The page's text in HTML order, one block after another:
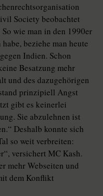
Society beobachtet
wie man in den 1990er
beziehe man heute
Indien. Schon
Besatzung mehr
und des dazugehörigen
prinzipiell Angst
gibt es keinerlei
Sie abzulehnen ist
Deshalb konnte sich
so weit verbreiten:
versichert MC Kash.
mehr Webseiten und
dem Konflikt